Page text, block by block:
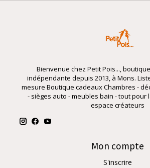
Bienvenue chez Petit Pois...,
indépendante depuis 2013, à Mons.
mesure Boutique cadeaux Chambres -
- sièges auto - meubles bain - tout pour
espace créateurs
Mon compte
S'inscrire